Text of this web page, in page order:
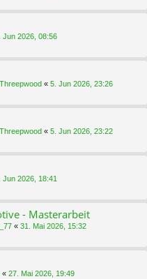
Jun 2026, 08:56
« 5. Jun 2026, 23:26
« 5. Jun 2026, 23:22
Jun 2026, 18:41
- Masterarbeit
« 31. Mai 2026, 15:32
« 27. Mai 2026, 19:49